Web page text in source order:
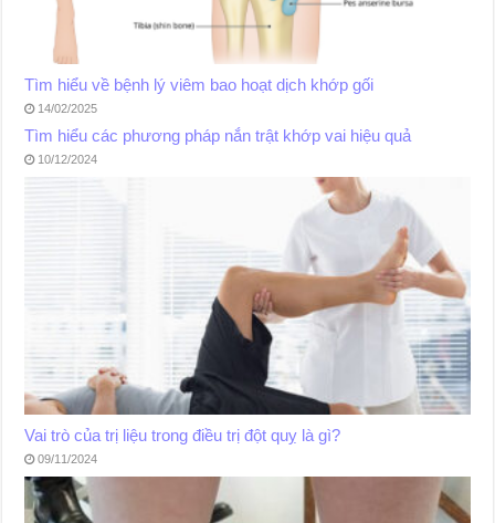
Tìm hiểu về bệnh lý viêm bao hoạt dịch khớp gối
14/02/2025
Tìm hiểu các phương pháp nắn trật khớp vai hiệu quả
10/12/2024
Vai trò của trị liệu trong điều trị đột quỵ là gì?
09/11/2024